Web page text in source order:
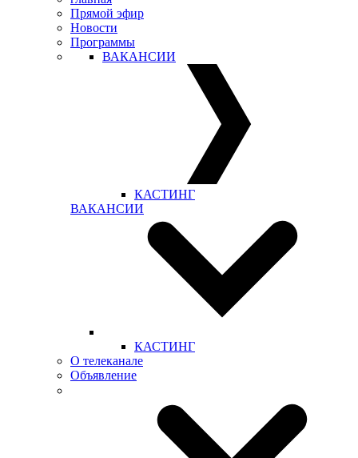
Прямой эфир
Новости
Программы
ВАКАНСИИ
КАСТИНГ
ВАКАНСИИ
КАСТИНГ
О телеканале
Объявление